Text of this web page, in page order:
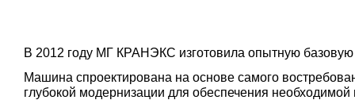
В 2012 году МГ КРАНЭКС изготовила опытную
Машина спроектирована на основе самого
глубокой модернизации для обеспечения необходимой